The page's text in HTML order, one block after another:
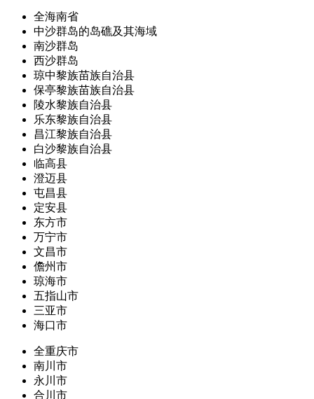
全海南省
中沙群岛的岛礁及其海域
南沙群岛
西沙群岛
琼中黎族苗族自治县
保亭黎族苗族自治县
陵水黎族自治县
乐东黎族自治县
昌江黎族自治县
白沙黎族自治县
临高县
澄迈县
屯昌县
定安县
东方市
万宁市
文昌市
儋州市
琼海市
五指山市
三亚市
海口市
全重庆市
南川市
永川市
合川市